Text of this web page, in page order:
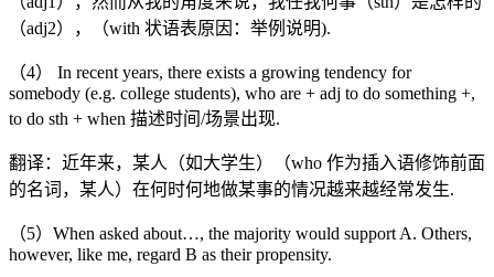
（adj2），（with 状语表原因：举例说明).
（4） In recent years, there exists a growing tendency for
somebody (e.g. college students), who are + adj to do something +,
to do sth + when 描述时间/场景出现.
翻译：近年来，某人（如大学生）（who 作为插入语修饰前面
的名词，某人）在何时何地做某事的情况越来越经常发生.
（5）When asked about…, the majority would support A. Others,
however, like me, regard B as their propensity.